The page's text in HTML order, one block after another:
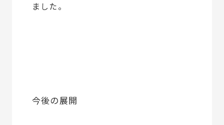
ました。
今後の展開